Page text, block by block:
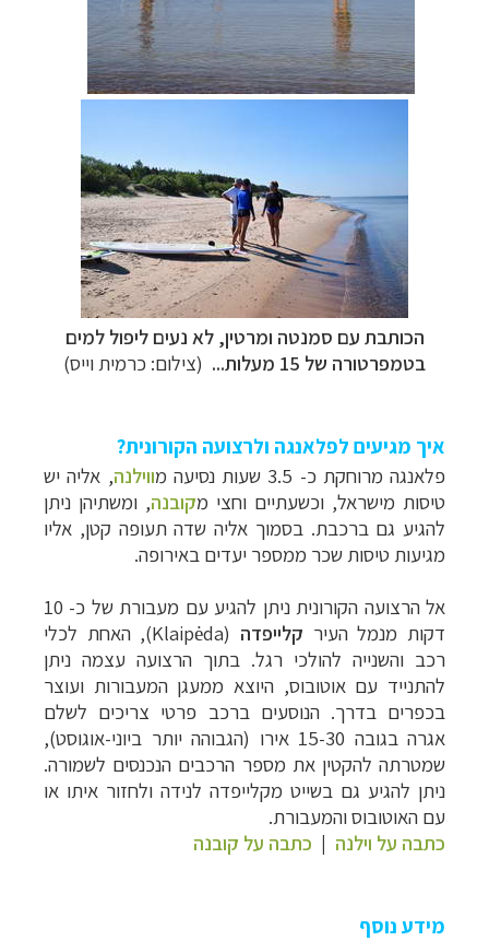
הכותבת עם סמנטה ומרטין, לא נעים ליפול למים
בטמפרטורה של 15 מעלות...
(צילום: כרמית וייס)
איך מגיעים לפלאנגה ולרצועה הקורונית?
פלאנגה מרוחקת כ- 3.5 שעות נסיעה מ
ווילנה, אליה יש
טיסות מישראל, וכשעתיים וחצי מקובנה, ומשתיהן ניתן
להגיע גם ברכבת. בסמוך אליה שדה תעופה קטן, אליו
מגיעות טיסות שכר ממספר יעדים באירופה.
אל הרצועה הקורונית ניתן להגיע עם מעבורת של כ- 10
דקות מנמל העיר קלייפדה (
Klaipėda), האחת לכלי
רכב והשנייה להולכי רגל. בתוך הרצועה עצמה ניתן
להתנייד עם אוטובוס, היוצא ממעגן המעבורות ועוצר
בכפרים בדרך. הנוסעים ברכב פרטי צריכים לשלם
אגרה בגובה 15-30 אירו (הגבוהה יותר ביוני-אוגוסט),
שמטרתה להקטין את מספר הרכבים הנכנסים לשמורה.
ניתן להגיע גם בשייט מקלייפדה לנידה ולחזור איתו או
עם האוטובוס והמעבורת.
כתבה על וילנה | כתבה על קובנה
מידע נוסף